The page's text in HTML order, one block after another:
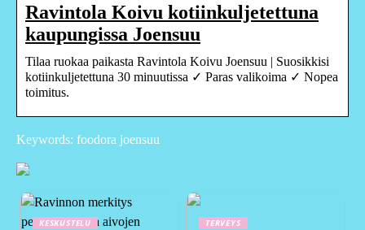
Ravintola Koivu kotiinkuljetettuna
kaupungissa Joensuu
Tilaa ruokaa paikasta Ravintola Koivu Joensuu | Suosikkisi
kotiinkuljetettuna 30 minuutissa ✓ Paras valikoima ✓ Nopea
toimitus.
Keywords: foodora joensuu
KESKUSTELU TERVEYS